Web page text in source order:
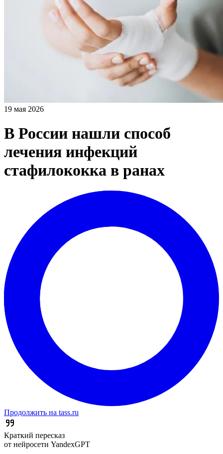
19 мая 2026
В России нашли способ
лечения инфекций
стафилококка в ранах
Продолжить на tass.ru
Краткий пересказ
от нейросети YandexGPT